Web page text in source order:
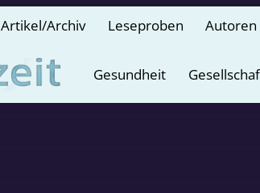
Artikel/Archiv Leseproben Autoren
Gesundheit